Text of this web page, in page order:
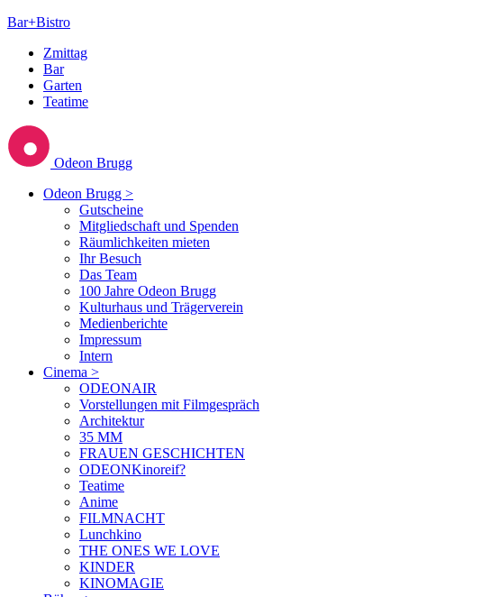
Bar+Bistro
Zmittag
Bar
Garten
Teatime
Odeon Brugg
Odeon Brugg >
Gutscheine
Mitgliedschaft und Spenden
Räumlichkeiten mieten
Ihr Besuch
Das Team
100 Jahre Odeon Brugg
Kulturhaus und Trägerverein
Medienberichte
Impressum
Intern
Cinema >
ODEONAIR
Vorstellungen mit Filmgespräch
Architektur
35 MM
FRAUEN GESCHICHTEN
ODEONKinoreif?
Teatime
Anime
FILMNACHT
Lunchkino
THE ONES WE LOVE
KINDER
KINOMAGIE